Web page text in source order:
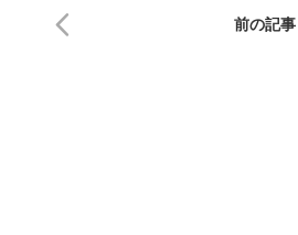
前の記事